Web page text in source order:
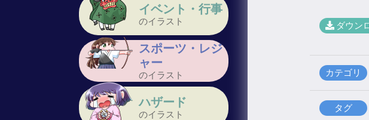
イベント・行事
のイラスト
スポーツ・レジ
ャー
のイラスト
ハザード
のイラスト
ダウン
カテゴリ
タグ